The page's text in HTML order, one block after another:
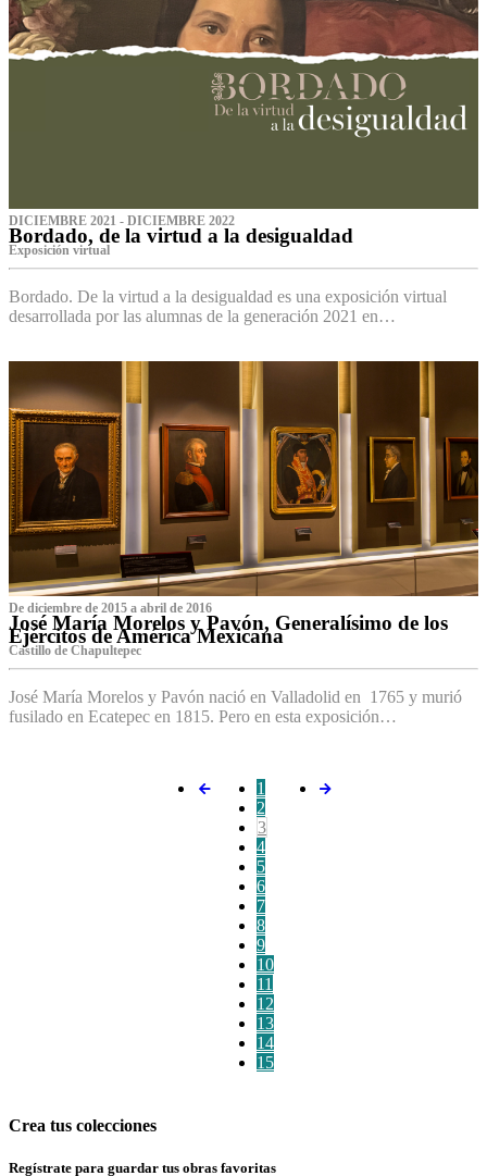
DICIEMBRE 2021 - DICIEMBRE 2022
Bordado, de la virtud a la desigualdad
Exposición virtual‌
Bordado. De la virtud a la desigualdad es una exposición virtual
desarrollada por las alumnas de la generación 2021 en…
De diciembre de 2015 a abril de 2016
José María Morelos y Pavón, Generalísimo de los
Ejércitos de América Mexicana
C‌astillo de Chapultepec
José María Morelos y Pavón nació en Valladolid en 1765 y murió
fusilado en Ecatepec en 1815. Pero en esta exposición…
1
2
3
4
5
6
7
8
9
10
11
12
13
14
15
Crea tus colecciones
Regístrate para guardar tus obras favoritas